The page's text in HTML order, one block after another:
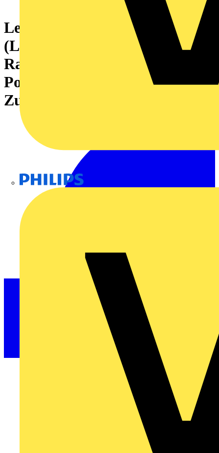
Leiterplattensteckverbinder
(Leiteranschluss), 320 V, 22 A,
Raster in mm: 5.08, 4 mm²,
Polzahl: 20,
Zugbügelanschluss, Box